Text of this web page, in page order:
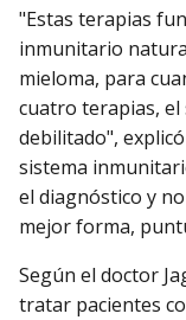
"Estas terapias
inmunitario
mieloma, para
cuatro terapias,
debilitado",
sistema
el diagnóstico y
mejor forma,
Según el doctor
tratar pacientes